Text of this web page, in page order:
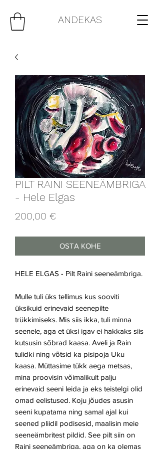
ANDEKAS
PILT RAINI SEENEÄMBRIGA
- Hele Elgas
200,00 €
OSTA KOHE
HELE ELGAS - Pilt Raini seeneämbriga.
Mulle tuli üks tellimus kus sooviti
üksikuid erinevaid seenepilte
trükkimiseks. Mis siis ikka, tuli minna
seenele, aga et üksi igav ei hakkaks siis
kutsusin sõbrad kaasa. Aveli ja Rain
tulidki ning võtsid ka pisipoja Uku
kaasa. Müttasime tükk aega metsas,
mina proovisin võimalikult palju
erinevaid seeni leida ja eks teistelgi olid
omad eelistused. Koju jõudes asusin
seeni kupatama ning samal ajal kui
seened pliidil podisesid, maalisin meie
seeneämbritest pildid. See pilt siin on
Raini seeneämbriga, aga on ka olemas